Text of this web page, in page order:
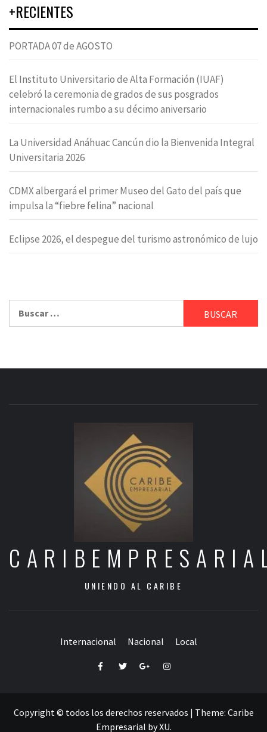
+RECIENTES
PORTADA 07 de AGOSTO
El Instituto Universitario de Alta Formación (IUAF)
celebró la ceremonia de grados de sus posgrados
internacionales rumbo a su décimo aniversario
La Universidad Anáhuac Cancún dio la Bienvenida Integral
Universitaria 2026
CDMX albergará el primer Museo del Gato del país que
impulsa la “fiebre felina” nacional
Eclipse 2026, el despegue del turismo astronómico de lujo
UNIENDO AL CARIBE
Internacional Nacional Local
FacebookTwitterGoogle+Instagram
Copyright © todos los derechos reservados | Theme: Caribe
Empresarial byXU.